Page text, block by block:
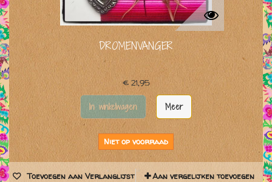
DROMENVANGER
€ 21,95
In winkelwagen Meer
Niet op voorraad
Toevoegen aan Verlanglijst Aan vergelijken toevoegen